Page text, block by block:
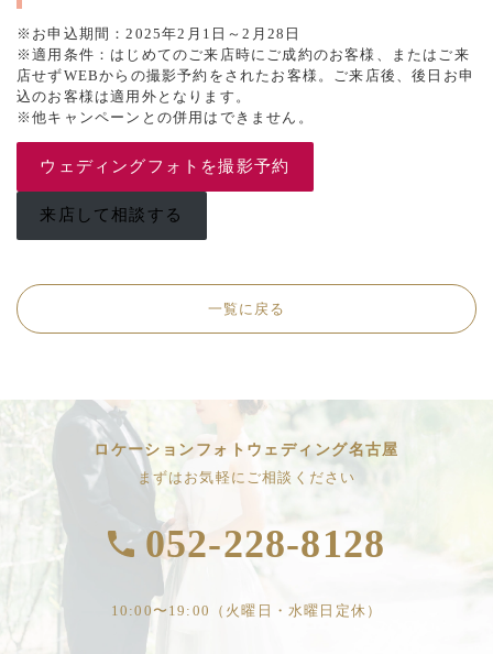
※お申込期間：2025年2月1日～2月28日
※適用条件：はじめてのご来店時にご成約のお客様、またはご来
店せずWEBからの撮影予約をされたお客様。ご来店後、後日お申
込のお客様は適用外となります。
※他キャンペーンとの併用はできません。
ウェディングフォトを撮影予約
来店して相談する
一覧に戻る
ロケーションフォトウェディング名古屋
まずはお気軽にご相談ください
052-228-8128
10:00〜19:00（火曜日・水曜日定休）